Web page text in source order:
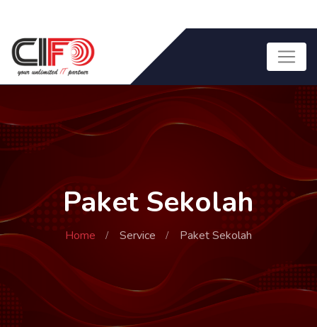
Paket Sekolah
Home Service Paket Sekolah